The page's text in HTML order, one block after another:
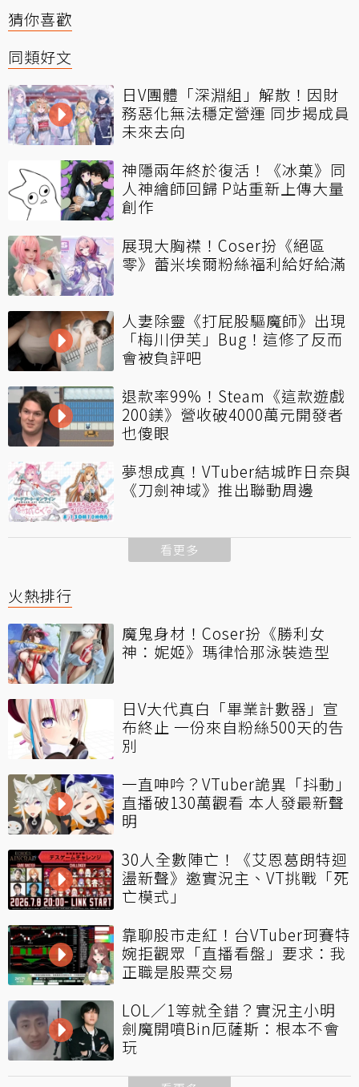
猜你喜歡
同類好文
日V團體「深淵組」解散！因財
務惡化無法穩定營運 同步揭成員
未來去向
神隱兩年終於復活！《冰菓》同
人神繪師回歸 P站重新上傳大量
創作
展現大胸襟！Coser扮《絕區
零》蕾米埃爾粉絲福利給好給滿
人妻除靈《打屁股驅魔師》出現
「梅川伊芙」Bug！這修了反而
會被負評吧
退款率99%！Steam《這款遊戲
200鎂》營收破4000萬元開發者
也傻眼
夢想成真！VTuber結城昨日奈與
《刀劍神域》推出聯動周邊
看更多
火熱排行
魔鬼身材！Coser扮《勝利女
神：妮姬》瑪律恰那泳裝造型
日V大代真白「畢業計數器」宣
布終止 一份來自粉絲500天的告
別
一直呻吟？VTuber詭異「抖動」
直播破130萬觀看 本人發最新聲
明
30人全數陣亡！《艾恩葛朗特迴
盪新聲》邀實況主、VT挑戰「死
亡模式」
靠聊股市走紅！台VTuber珂賽特
婉拒觀眾「直播看盤」要求：我
正職是股票交易
LOL／1等就全錯？實況主小明
劍魔開噴Bin厄薩斯：根本不會
玩